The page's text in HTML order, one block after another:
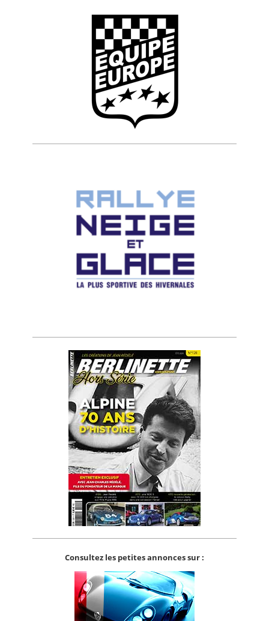
Consultez les petites annonces sur :